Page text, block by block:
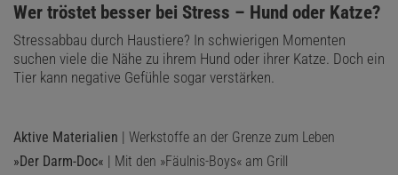
:
Wer tröstet besser bei Stress – Hund oder Katze?
Stressabbau durch Haustiere? In schwierigen Momenten
suchen viele die Nähe zu ihrem Hund oder ihrer Katze. Doch ein
Tier kann negative Gefühle sogar verstärken.
Aktive Materialien | Werkstoffe an der Grenze zum Leben
»Der Darm-Doc« | Mit den »Fäulnis-Boys« am Grill